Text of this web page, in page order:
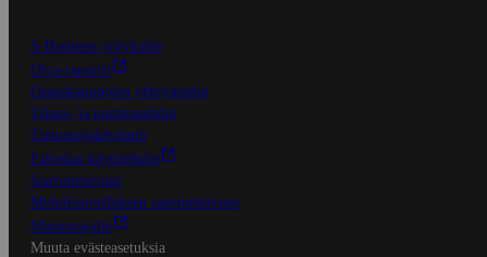
S-Business yrityksille
Oiva-raportit
Osuuskauppojen yhteystiedot
Tilaus- ja toimitusehdot
Tietosuojakäytäntö
Palvelun käyttöehdot
Saavutettavuus
Mobiilisovelluksen saavutettavuus
Mainostajalle
Muuta evästeasetuksia